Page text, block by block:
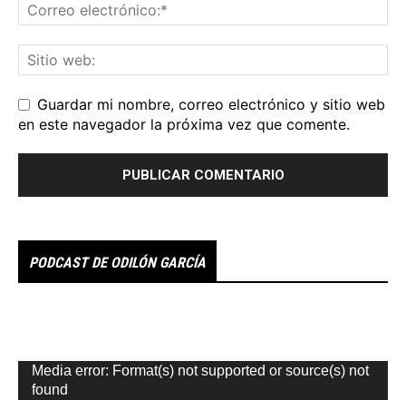
Guardar mi nombre, correo electrónico y sitio web
en este navegador la próxima vez que comente.
PODCAST DE ODILÓN GARCÍA
Reproductor
de
Media error: Format(s) not supported or source(s) not
found